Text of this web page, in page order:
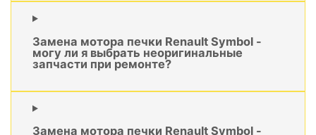
Замена мотора печки Renault Symbol -
могу ли я выбрать неоригинальные
запчасти при ремонте?
Замена мотора печки Renault Symbol -